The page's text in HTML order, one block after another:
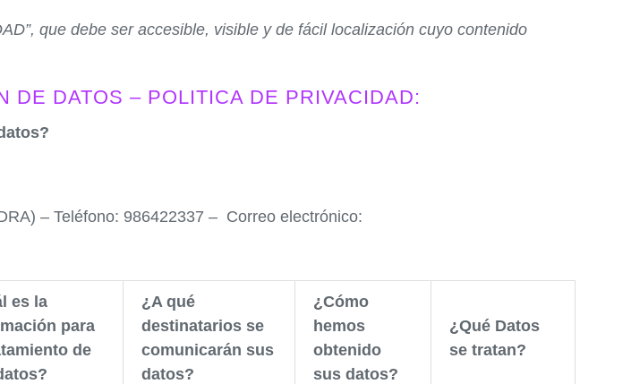
que debe ser accesible, visible y de fácil localización cuyo contenido
DE DATOS – POLITICA DE PRIVACIDAD:
– Teléfono: 986422337 – Correo electrónico:
es la
para
de
¿A qué
destinatarios se
comunicarán sus
datos?
¿Cómo
hemos
obtenido
sus datos?
¿Qué Datos
se tratan?